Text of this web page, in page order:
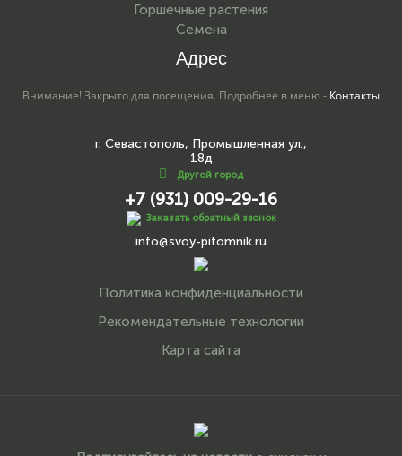
Горшечные растения
Семена
Адрес
Внимание! Закрыто для посещения. Подробнее в меню - Контакты
г. Севастополь, Промышленная ул.,
18д
Другой город
+7 (931) 009-29-16
Заказать обратный звонок
info@svoy-pitomnik.ru
Политика конфиденциальности
Рекомендательные технологии
Карта сайта